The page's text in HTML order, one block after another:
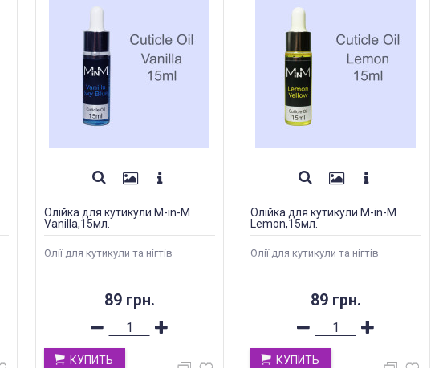
Олійка для кутикули M-in-M
Vanilla,15мл.
Олії для кутикули та нігтів
89 грн.
КУПИТЬ
Олійка для кутикули M-in-M
Lemon,15мл.
Олії для кутикули та нігтів
89 грн.
КУПИТЬ